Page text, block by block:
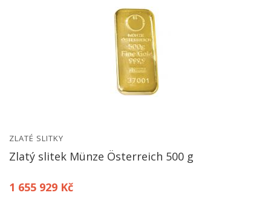
ZLATÉ SLITKY
Zlatý slitek Münze Österreich 500 g
1 655 929 Kč